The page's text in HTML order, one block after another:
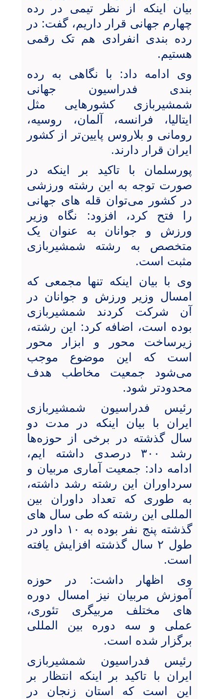
بیان اینکه از نظر تیمی در رده
چهارم جهانی قرار داریم، گفت: در
رده بندی انفرادی هم تک رقمی
هستیم.
وی ادامه داد: با نگاهی به رده
بندی فدراسیون جهانی
شمشیربازی کشورهایی مثل
ایتالیا، فرانسه، آلمان، روسیه،
رومانی و بلاروس پایین‌تر از کشور
ایران قرار دارند.
پورسلمان با تاکید بر اینکه در
صورت توجه به این رشته ورزشی
در کشور می‌توان قله های جهانی
را فتح کرد، افزود: نگاه وزیر
ورزش و جوانان به عنوان یک
متخصص به رشته شمشیربازی
مثبت است.
وی با بیان اینکه تنها مجمعی که
امسال وزیر ورزش و جوانان در
آن شرکت کردند شمشیربازی
بوده است، اضافه کرد: این رشته‌،
زیرساخت محور و ابزار محور
است که این موضوع موجب
می‌شود جمعیت مخاطب هدف
محدودتر شود.
رئیس فدراسیون شمشیربازی
ایران با بیان اینکه در مدت دو
سال گذشته در برخی از حوزه‌ها
رشد ۳۰۰ درصدی داشته ایم،
ادامه داد: جمعیت آماری مربیان و
سرداوران این رشته رشد داشته،
به طوری که تعداد داوران بین
المللی این رشته که طی سال های
گذشته پنج نفر بوده به ۱۰ داور در
طول ۲ سال گذشته افزایش یافته
است.
وی اظهار داشت: در حوزه
آموزش مربیان نیز امسال دوره
های مختلف مربیگری تئوری،
عملی و سه دوره بین‌ المللی
برگزار شده است.
رئیس فدراسیون شمشیربازی
ایران با تاکید بر اینکه انتظار بر
این است که استان زنجان در